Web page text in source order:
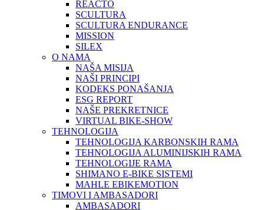
REACTO
SCULTURA
SCULTURA ENDURANCE
MISSION
SILEX
O NAMA
NAŠA MISIJA
NAŠI PRINCIPI
KODEKS PONAŠANJA
ESG REPORT
NAŠE PREKRETNICE
VIRTUAL BIKE-SHOW
TEHNOLOGIJA
TEHNOLOGIJA KARBONSKIH RAMA
TEHNOLOGIJA ALUMINIJSKIH RAMA
TEHNOLOGIJE RAMA
SHIMANO E-BIKE SISTEMI
MAHLE EBIKEMOTION
TIMOVI I AMBASADORI
AMBASADORI